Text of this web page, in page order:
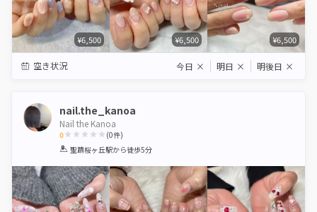
¥6,500 ¥6,500 ¥6,500
空き状況 今日 × 明日 × 明後日 ×
nail.the_kanoa
Nail the Kanoa
0
1 2 3 4 5
(0件)
聖蹟桜ヶ丘駅から徒歩5分